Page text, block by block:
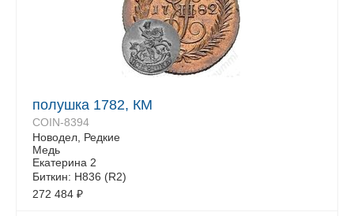
полушка 1782, КМ
COIN-8394
Новодел, Редкие
Медь
Екатерина 2
Биткин: Н836 (R2)
272 484 ₽